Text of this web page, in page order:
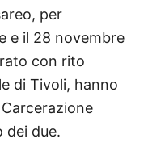
per
e il 28 novembre
con rito
di Tivoli, hanno
dei due.